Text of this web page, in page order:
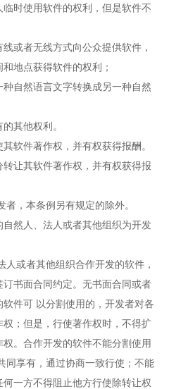
临时使用软件的权利，但是软件不
或者无线方式向公众提供软件，
地点获得软件的权利；
种自然语言文字转换成另一种自然
的其他权利。
软件著作权，并有权获得报酬。
让其软件著作权，并有权获得报
者，本条例另有规定的除外。
然人、法人或者其他组织为开发
或者其他组织合作开发的软件，
书面合同约定。无书面合同或者
件可 以分割使用的，开发者对各
；但是，行使著作权时，不得扩
。合作开发的软件不能分割使用
同享有，通过协商一致行使；不能
一方不得阻止他方行使除转让权